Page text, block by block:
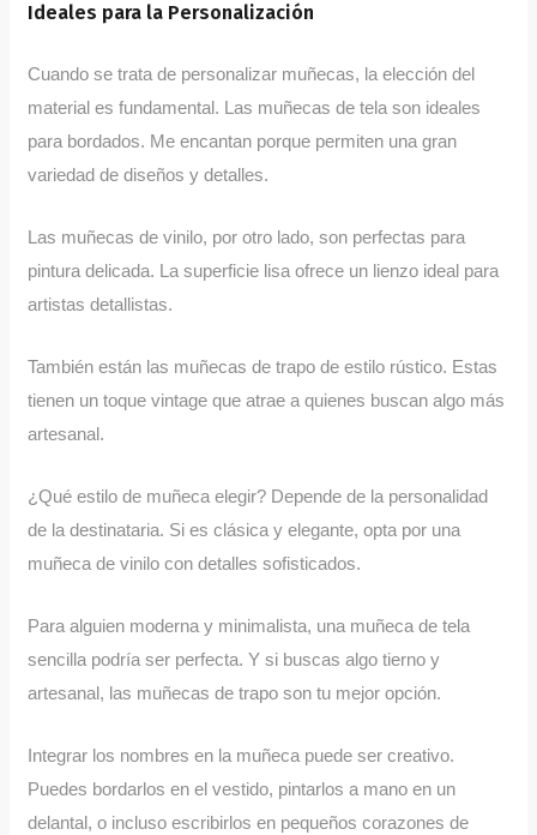
Ideales para la Personalización
Cuando se trata de personalizar muñecas, la elección del
material es fundamental. Las muñecas de tela son ideales
para bordados. Me encantan porque permiten una gran
variedad de diseños y detalles.
Las muñecas de vinilo, por otro lado, son perfectas para
pintura delicada. La superficie lisa ofrece un lienzo ideal para
artistas detallistas.
También están las muñecas de trapo de estilo rústico. Estas
tienen un toque vintage que atrae a quienes buscan algo más
artesanal.
¿Qué estilo de muñeca elegir? Depende de la personalidad
de la destinataria. Si es clásica y elegante, opta por una
muñeca de vinilo con detalles sofisticados.
Para alguien moderna y minimalista, una muñeca de tela
sencilla podría ser perfecta. Y si buscas algo tierno y
artesanal, las muñecas de trapo son tu mejor opción.
Integrar los nombres en la muñeca puede ser creativo.
Puedes bordarlos en el vestido, pintarlos a mano en un
delantal, o incluso escribirlos en pequeños corazones de